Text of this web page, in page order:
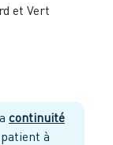
et Vert
continuité
à